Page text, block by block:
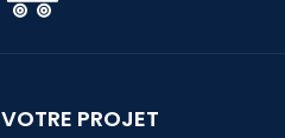
VOTRE PROJET